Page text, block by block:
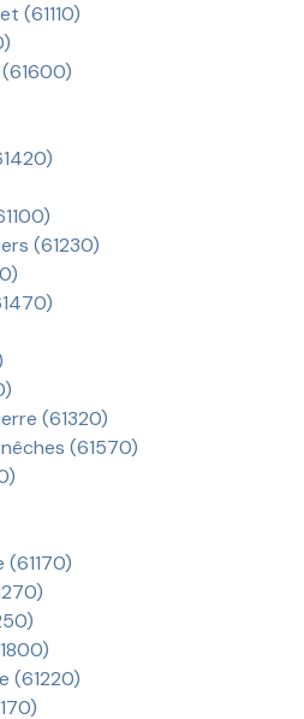
(61110)
(61230)
(61320)
(61570)
(61220)